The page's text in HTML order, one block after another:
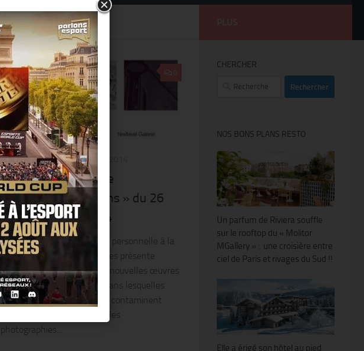
COMMUNIQUÉS/EXPO 7 MAI 2014
FX Combes présente
« Unsatured Diptychs » du 26
avril au 14 juin 2014
Pour sa troisième exposition personnelle à la
NextLevel Galerie, FX Combes présente
Unsaturated Diptychs, sept nouvelles œuvres
majeures en grand format dans lesquelles
photographie et peinture se contaminent
mutuellement. « J’ai réalisé les
photographies...
CHERCHER
Rechercher :
NOS BONS PLANS RESTO
Un parfum de Riviera souffle
sur le rooftop du « Molitor
MGallery » : une croisière entre
ciel de Paris et rivages du Sud !!
Elle a érigé son hôtel au pied